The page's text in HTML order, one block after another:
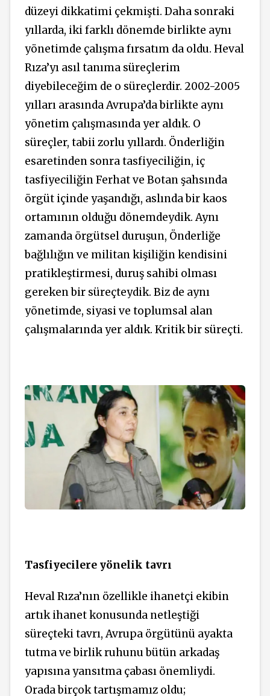
düzeyi dikkatimi çekmişti. Daha sonraki
yıllarda, iki farklı dönemde birlikte aynı
yönetimde çalışma fırsatım da oldu. Heval
Rıza’yı asıl tanıma süreçlerim
diyebileceğim de o süreçlerdir. 2002-2005
yılları arasında Avrupa’da birlikte aynı
yönetim çalışmasında yer aldık. O
süreçler, tabii zorlu yıllardı. Önderliğin
esaretinden sonra tasfiyeciliğin, iç
tasfiyeciliğin Ferhat ve Botan şahsında
örgüt içinde yaşandığı, aslında bir kaos
ortamının olduğu dönemdeydik. Aynı
zamanda örgütsel duruşun, Önderliğe
bağlılığın ve militan kişiliğin kendisini
pratikleştirmesi, duruş sahibi olması
gereken bir süreçteydik. Biz de aynı
yönetimde, siyasi ve toplumsal alan
çalışmalarında yer aldık. Kritik bir süreçti.
Tasfiyecilere yönelik tavrı
Heval Rıza’nın özellikle ihanetçi ekibin
artık ihanet konusunda netleştiği
süreçteki tavrı, Avrupa örgütünü ayakta
tutma ve birlik ruhunu bütün arkadaş
yapısına yansıtma çabası önemliydi.
Orada birçok tartışmamız oldu;